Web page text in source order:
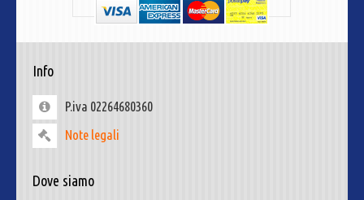
Info
P.iva 02264680360
Note legali
Dove siamo